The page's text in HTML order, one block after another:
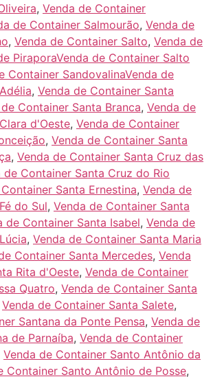
, Venda de Container
de Container Salmourão, Venda de
, Venda de Container Salto, Venda de
PiraporaVenda de Container Salto
Container SandovalinaVenda de
, Venda de Container Santa
Container Santa Branca, Venda de
d'Oeste, Venda de Container
, Venda de Container Santa
, Venda de Container Santa Cruz das
de Container Santa Cruz do Rio
Santa Ernestina, Venda de
do Sul, Venda de Container Santa
de Container Santa Isabel, Venda de
, Venda de Container Santa Maria
Container Santa Mercedes, Venda
Rita d'Oeste, Venda de Container
Quatro, Venda de Container Santa
Venda de Container Santa Salete,
Santana da Ponte Pensa, Venda de
de Parnaíba, Venda de Container
Venda de Container Santo Antônio da
Container Santo Antônio de Posse,